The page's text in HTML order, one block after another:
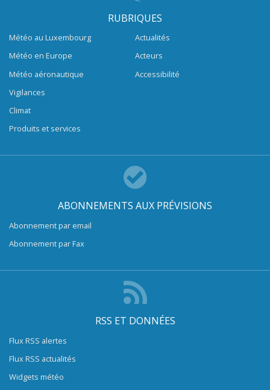
RUBRIQUES
Météo au Luxembourg
Météo en Europe
Météo aéronautique
Vigilances
Climat
Produits et services
Actualités
Acteurs
Accessibilité
ABONNEMENTS AUX PRÉVISIONS
Abonnement par email
Abonnement par Fax
RSS ET DONNÉES
Flux RSS alertes
Flux RSS actualités
Widgets météo